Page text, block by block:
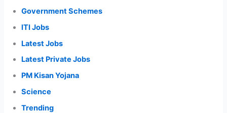
Government Schemes
ITI Jobs
Latest Jobs
Latest Private Jobs
PM Kisan Yojana
Science
Trending